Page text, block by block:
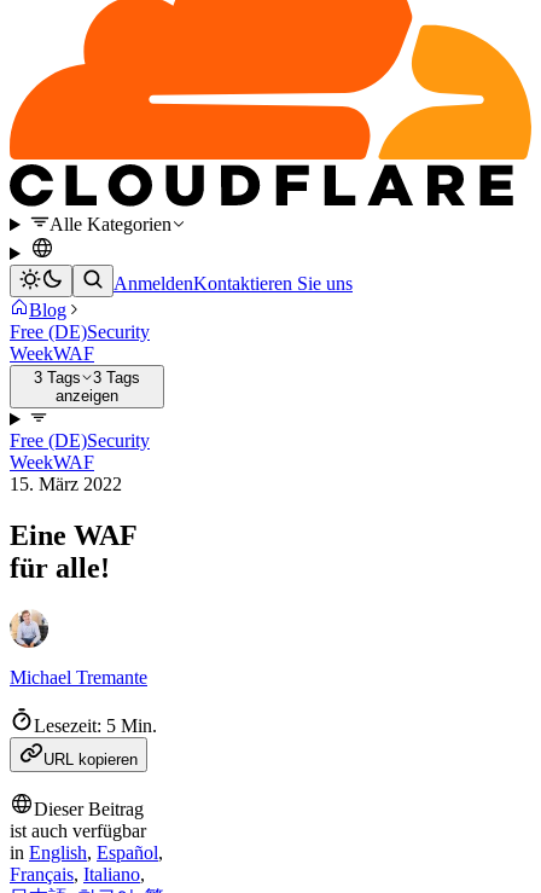
Alle Kategorien
AnmeldenKontaktieren Sie uns
Blog
Free (DE)Security
WeekWAF
3 Tags
3 Tags
anzeigen
Free (DE)Security
WeekWAF
15. März 2022
Eine WAF
für alle!
Michael Tremante
Lesezeit: 5 Min.
URL kopieren
Dieser Beitrag
ist auch verfügbar
in English, Español,
Français, Italiano,